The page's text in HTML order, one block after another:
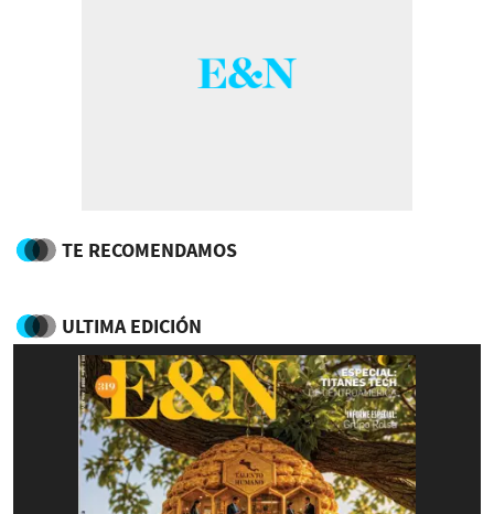
TE RECOMENDAMOS
ULTIMA EDICIÓN